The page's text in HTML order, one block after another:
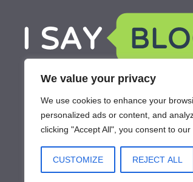
We value your privacy
We use cookies to enhance your
personalized ads or content, and
clicking "Accept All", you consent to our
CUSTOMIZE REJECT ALL